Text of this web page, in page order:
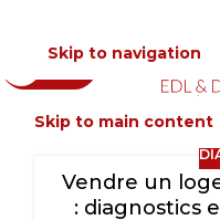
Skip to navigation
Skip to main content
MENU
Vendre un
: diagnostics